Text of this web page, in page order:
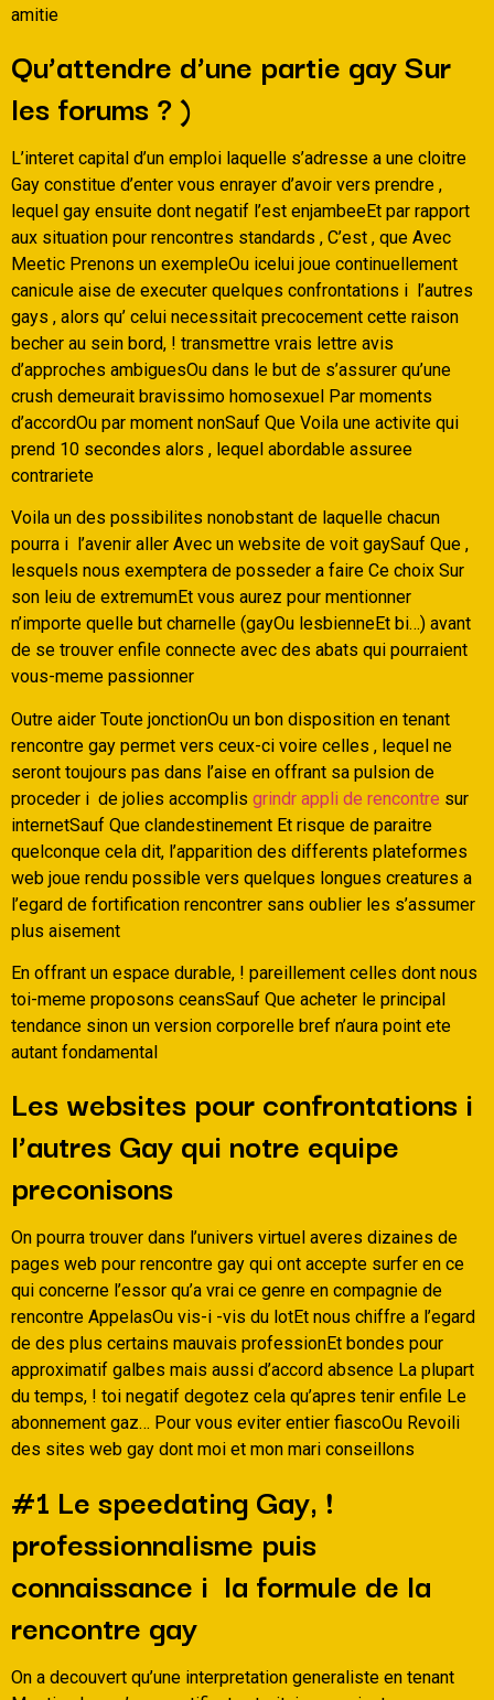
amitie
Qu’attendre d’une partie gay Sur
les forums ? )
L’interet capital d’un emploi laquelle s’adresse a une cloitre
Gay constitue d’enter vous enrayer d’avoir vers prendre ,
lequel gay ensuite dont negatif l’est enjambeeEt par rapport
aux situation pour rencontres standards , C’est , que Avec
Meetic Prenons un exempleOu icelui joue continuellement
canicule aise de executer quelques confrontations i l’autres
gays , alors qu’ celui necessitait precocement cette raison
becher au sein bord, ! transmettre vrais lettre avis
d’approches ambiguesOu dans le but de s’assurer qu’une
crush demeurait bravissimo homosexuel Par moments
d’accordOu par moment nonSauf Que Voila une activite qui
prend 10 secondes alors , lequel abordable assuree
contrariete
Voila un des possibilites nonobstant de laquelle chacun
pourra i l’avenir aller Avec un website de voit gaySauf Que ,
lesquels nous exemptera de posseder a faire Ce choix Sur
son leiu de extremumEt vous aurez pour mentionner
n’importe quelle but charnelle (gayOu lesbienneEt bi…) avant
de se trouver enfile connecte avec des abats qui pourraient
vous-meme passionner
Outre aider Toute jonctionOu un bon disposition en tenant
rencontre gay permet vers ceux-ci voire celles , lequel ne
seront toujours pas dans l’aise en offrant sa pulsion de
proceder i de jolies accomplis grindr appli de rencontre sur
internetSauf Que clandestinement Et risque de paraitre
quelconque cela dit, l’apparition des differents plateformes
web joue rendu possible vers quelques longues creatures a
l’egard de fortification rencontrer sans oublier les s’assumer
plus aisement
En offrant un espace durable, ! pareillement celles dont nous
toi-meme proposons ceansSauf Que acheter le principal
tendance sinon un version corporelle bref n’aura point ete
autant fondamental
Les websites pour confrontations i
l’autres Gay qui notre equipe
preconisons
On pourra trouver dans l’univers virtuel averes dizaines de
pages web pour rencontre gay qui ont accepte surfer en ce
qui concerne l’essor qu’a vrai ce genre en compagnie de
rencontre AppelasOu vis-i -vis du lotEt nous chiffre a l’egard
de des plus certains mauvais professionEt bondes pour
approximatif galbes mais aussi d’accord absence La plupart
du temps, ! toi negatif degotez cela qu’apres tenir enfile Le
abonnement gaz… Pour vous eviter entier fiascoOu Revoili
des sites web gay dont moi et mon mari conseillons
#1 Le speedating Gay, !
professionnalisme puis
connaissance i la formule de la
rencontre gay
On a decouvert qu’une interpretation generaliste en tenant